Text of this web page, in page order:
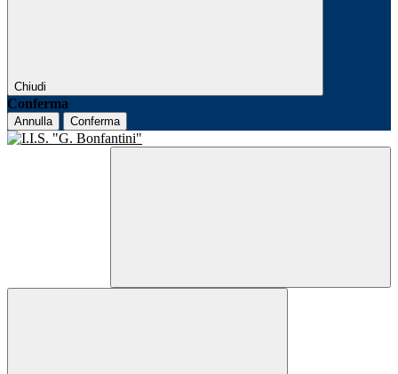
Chiudi
Conferma
Annulla Conferma